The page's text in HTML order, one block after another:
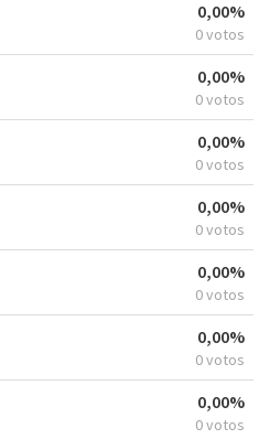
0,00%
0 votos
0,00%
0 votos
0,00%
0 votos
0,00%
0 votos
0,00%
0 votos
0,00%
0 votos
0,00%
0 votos